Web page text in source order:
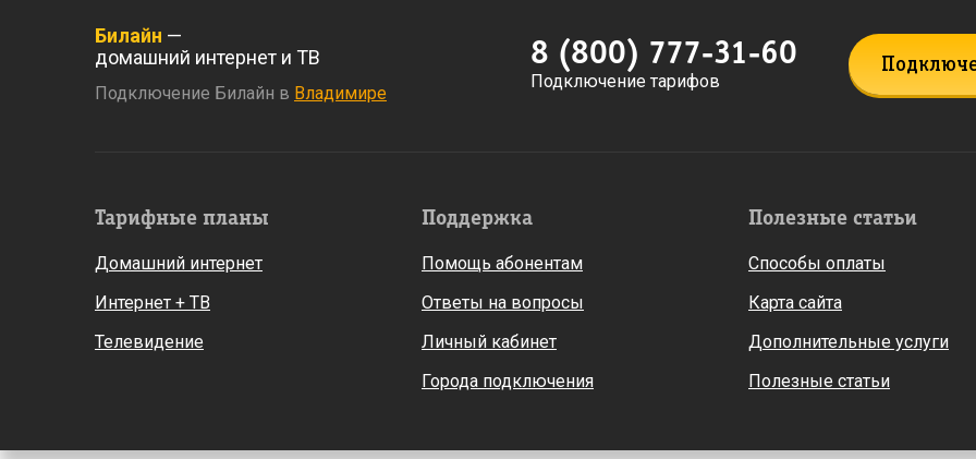
Билайн —
домашний интернет и ТВ
Подключение Билайн в Владимире
8 (800) 777-31-60
Подключение тарифов
Тарифные планы
Домашний интернет
Интернет + ТВ
Телевидение
Поддержка
Помощь абонентам
Ответы на вопросы
Личный кабинет
Города подключения
Полезные статьи
Способы оплаты
Карта сайта
Дополнительные услуги
Полезные статьи